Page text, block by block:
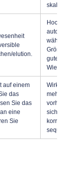
elution.
Hoch
gute
auf einem
das
Sie das
eine
Sie
sicher,